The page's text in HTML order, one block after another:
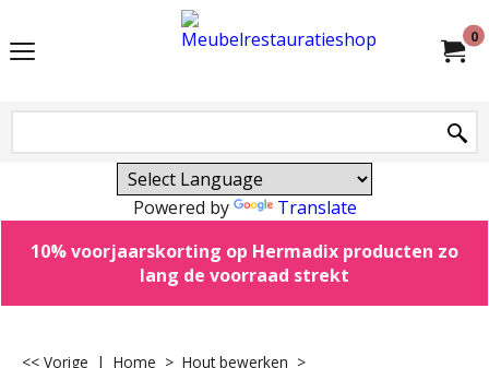
0
Powered by
Translate
10% voorjaarskorting op Hermadix producten zo
lang de voorraad strekt
<< Vorige | Home > Hout bewerken >